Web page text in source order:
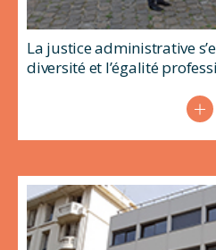
La justice administrative
diversité et l’égalité